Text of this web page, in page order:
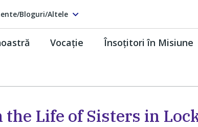
Bloguri/Altele
Vocaţie Însoţitori în Misiune
the Life of Sisters in